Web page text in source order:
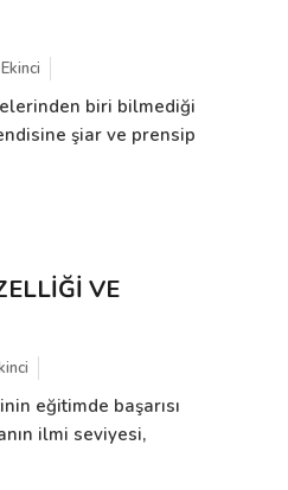
biri bilmediği
şiar ve prensip
VE
eğitimde başarısı
ilmi seviyesi,